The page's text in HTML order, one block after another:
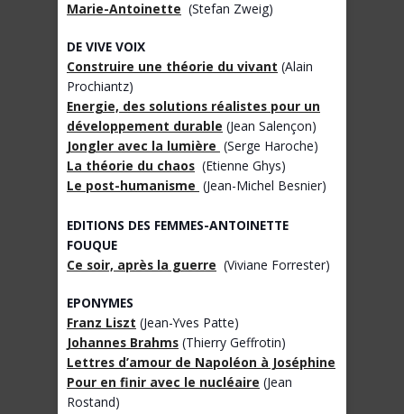
Marie-Antoinette (Stefan Zweig)
DE VIVE VOIX
Construire une théorie du vivant (Alain
Prochiantz)
Energie, des solutions réalistes pour un
développement durable (Jean Salençon)
Jongler avec la lumière (Serge Haroche)
La théorie du chaos (Etienne Ghys)
Le post-humanisme (Jean-Michel Besnier)
EDITIONS DES FEMMES-ANTOINETTE
FOUQUE
Ce soir, après la guerre (Viviane Forrester)
EPONYMES
Franz Liszt (Jean-Yves Patte)
Johannes Brahms (Thierry Geffrotin)
Lettres d’amour de Napoléon à Joséphine
Pour en finir avec le nucléaire (Jean
Rostand)